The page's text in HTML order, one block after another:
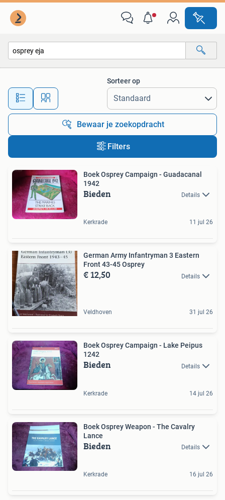
Alle afstanden…
Sorteer op
Bewaar je zoekopdracht
Filters
Boek Osprey Campaign - Guadacanal
1942
Bieden Details
Kerkrade 11 jul 26
German Army Infantryman 3 Eastern
Front 43-45 Osprey
€ 12,50 Details
Veldhoven 31 jul 26
Boek Osprey Campaign - Lake Peipus
1242
Bieden Details
Kerkrade 14 jul 26
Boek Osprey Weapon - The Cavalry
Lance
Bieden Details
Kerkrade 16 jul 26